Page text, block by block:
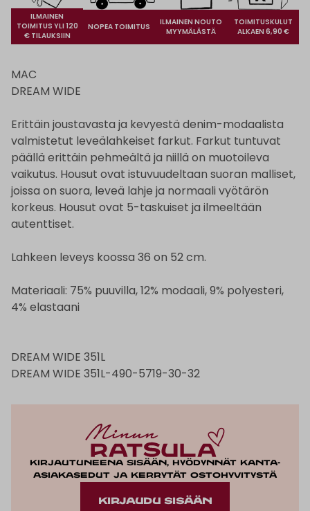
ILMAINEN
TOIMITUS YLI 120
€ TILAUKSIIN
NOPEA TOIMITUS
ILMAINEN NOUTO
MYYMÄLÄSTÄ
TOIMITUSKULUT
ALKAEN 6,90 €
MAC
DREAM WIDE
Erittäin joustavasta ja kevyestä denim-modaalista
valmistetut leveälahkeiset farkut. Farkut tuntuvat
päällä erittäin pehmeältä ja niillä on muotoileva
vaikutus. Housut ovat istuvuudeltaan suoran malliset,
joissa on suora, leveä lahje ja normaali vyötärön
korkeus. Housut ovat 5-taskuiset ja ilmeeltään
autenttiset.
Lahkeen leveys koossa 36 on 52 cm.
Materiaali: 75% puuvilla, 12% modaali, 9% polyesteri,
4% elastaani
DREAM WIDE 351L
DREAM WIDE 351L-490-5719-30-32
Kirjautuneena sisään, hyödynnät kanta-
asiakasedut ja kerrytät ostohyvitystä
KIRJAUDU SISÄÄN